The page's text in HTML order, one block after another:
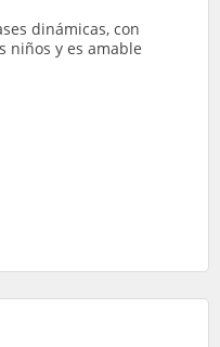
dinámicas, con
niños y es amable